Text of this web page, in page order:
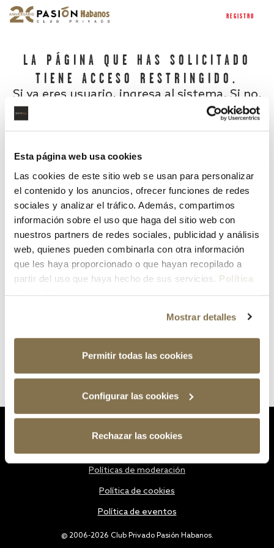
Esta página web usa cookies
Las cookies de este sitio web se usan para personalizar
el contenido y los anuncios, ofrecer funciones de redes
sociales y analizar el tráfico. Además, compartimos
información sobre el uso que haga del sitio web con
nuestros partners de redes sociales, publicidad y análisis
web, quienes pueden combinarla con otra información
que les haya proporcionado o que hayan recopilado a
partir del uso que haya hecho de sus servicios. Política
Mostrar detalles
Permitir todas las cookies
Configurar las cookies
Rechazar las cookies
REGISTRO
LA PÁGINA QUE HAS SOLICITADO
TIENE ACCESO RESTRINGIDO.
Si ya eres usuario, ingresa al sistema. Si no,
¿Has olvidado tu contraseña?
@ 2006-2026 Club Privado Pasión Habanos.
Políticas de moderación
Política de cookies
Política de eventos